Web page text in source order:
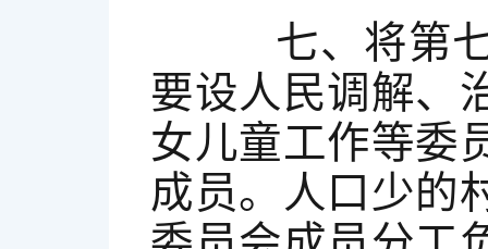
七、将第七
要设人民调解、
女儿童工作等委
成员。人口少的